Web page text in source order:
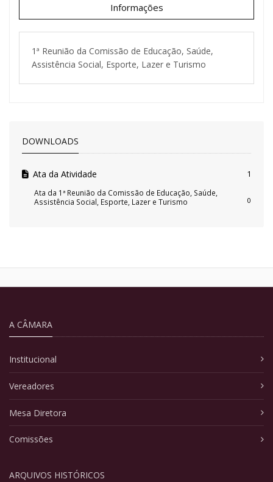
Informações
1ª Reunião da Comissão de Educação, Saúde,
Assistência Social, Esporte, Lazer e Turismo
DOWNLOADS
Ata da Atividade 1
Ata da 1ª Reunião da Comissão de Educação, Saúde,
Assistência Social, Esporte, Lazer e Turismo
0
A CÂMARA
Institucional
Vereadores
Mesa Diretora
Comissões
ARQUIVOS HISTÓRICOS